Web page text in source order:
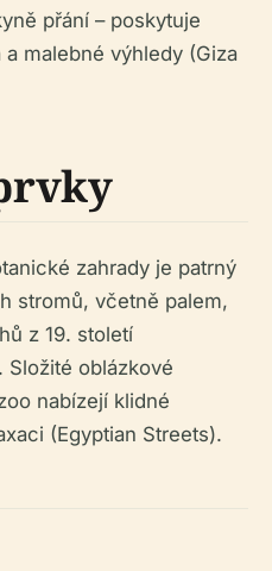
přání – poskytuje
malebné výhledy (Giza
zahrady je patrný
stromů, včetně palem,
z 19. století
Složité oblázkové
nabízejí klidné
(Egyptian Streets).